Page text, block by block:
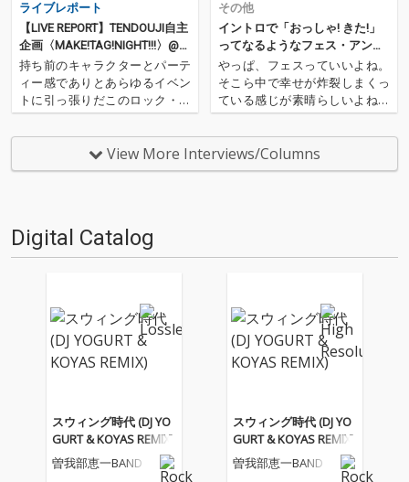
ライブレポート
【LIVE REPORT】TENDOUJI自主
企画〈MAKE!TAG!NIGHT!!!〉@W
WW X
持ち前のキャラクターとパーテ
ィー感でありとあらゆるイベン
トに引っ張りだこのロック・バ
ンド、TENDOUJI。〈HUNG!GE
T!TAG!NIGHT!!!〉(通称ハゲタク
ナイ)など彼らの本音がもれすぎ
ているタイトルの自主企画を行
その他
イントロで「おっしゃ! きた!」
ってなるようなフェス・アンセ
ム10曲
やっぱ、フェスっていいよね。
そこら中で幸せが炸裂しまくっ
ている感じが素晴らしいよね。
ハイネケンなんか飲んじゃって
さ。そんで、フェスでいちばん
幸せが凝縮されている時間を考
えたんだけど、それって、みん
View More Interviews/Columns
Digital Catalog
スウィング時代 (DJ YO
GURT & KOYAS REMIX)
曽我部恵一BAND
スウィング時代 (DJ YO
GURT & KOYAS REMIX)
曽我部恵一BAND